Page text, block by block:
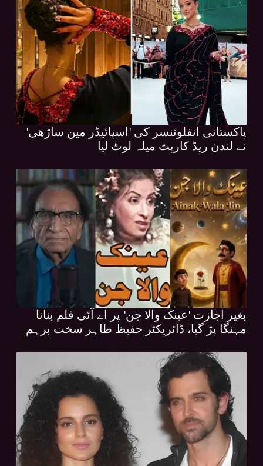
پاکستانی انفلوئنسر کی 'اسپائیڈر مین ساڑھی'
نے لندن ریڈ کارپٹ میلہ لوٹ لیا
بغیر اجازت 'عینک والا جن' پر اے آئی فلم بنانا
مہنگا پڑ گیا، ڈائریکٹر حفیظ طاہر سخت برہم